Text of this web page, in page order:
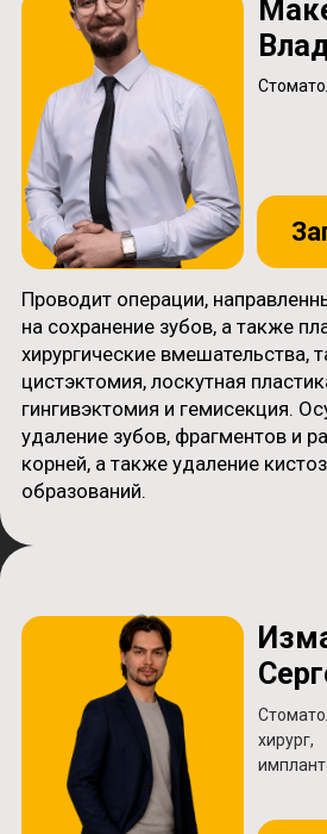
Рекомендации после
приема
Мы выдадим памятку с правилами
восстановления и останемся на связи 24/7.
Ваш комфорт после лечения для нас так же
важен, как и сама операция.
Доброжелательная атмосфера и вежливый
персонал! Очень боялись удалять зубы
мудрости дочери (которые ещё даже
не показались), но благодаря
профессионализму Измайлова Ильи
Сергеевича, операции прошли успешно, без